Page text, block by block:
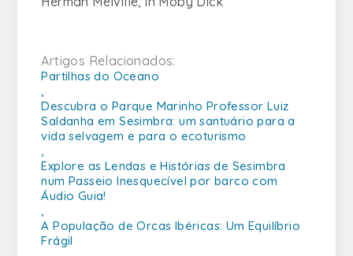
Artigos Relacionados:
Partilhas do Oceano
Descubra o Parque Marinho Professor Luiz
Saldanha em Sesimbra: um santuário para a
vida selvagem e para o ecoturismo
Explore as Lendas e Histórias de Sesimbra
num Passeio Inesquecível por barco com
Áudio Guia!
A População de Orcas Ibéricas: Um Equilíbrio
Frágil